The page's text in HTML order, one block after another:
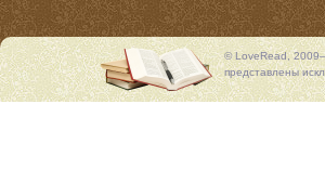
© LoveRead,
представлены